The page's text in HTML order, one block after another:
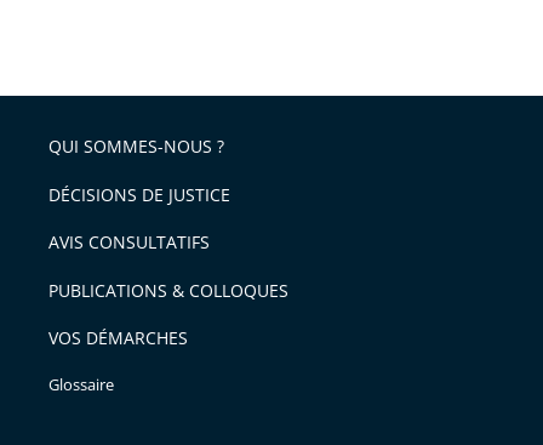
arriver
l'article
pour
avant
QUI SOMMES-NOUS ?
DÉCISIONS DE JUSTICE
AVIS CONSULTATIFS
PUBLICATIONS & COLLOQUES
VOS DÉMARCHES
Glossaire